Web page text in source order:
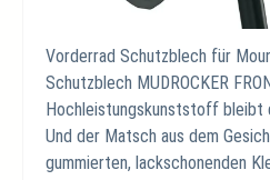
Vorderrad Schutzblech für
Schutzblech MUDROCKER
Hochleistungskunststoff bleibt
Und der Matsch aus dem
gummierten, lackschonenden